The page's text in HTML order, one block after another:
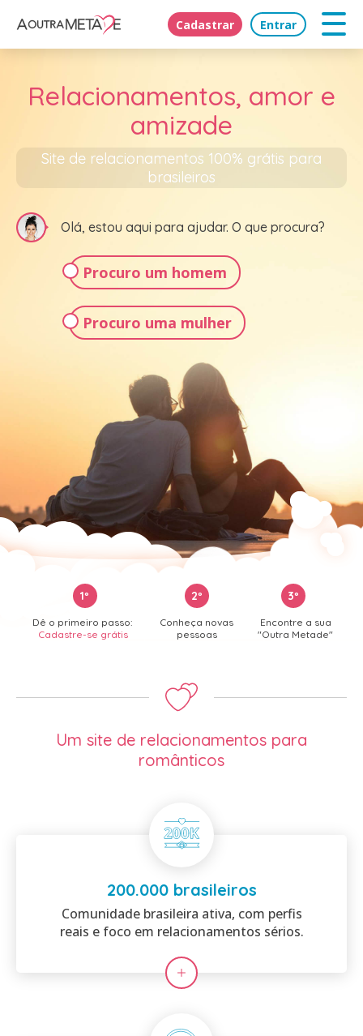
Cadastrar Entrar
Relacionamentos, amor e
amizade
Site de relacionamentos 100% grátis para
brasileiros
Olá, estou aqui para ajudar. O que procura?
Procuro um homem
Procuro uma mulher
1º
Dê o primeiro passo:
Cadastre-se grátis
2º
Conheça novas
pessoas
3º
Encontre a sua
"Outra Metade"
Um site de relacionamentos para
românticos
200.000 brasileiros
Comunidade brasileira ativa, com perfis
reais e foco em relacionamentos sérios.